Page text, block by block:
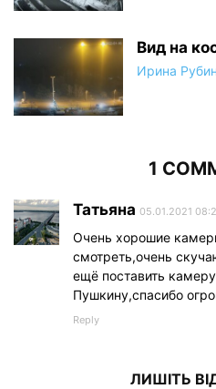
Вид на
Ирина
1
Татьяна 05.01.2021
Очень хорошие
смотреть,очень
ещё поставить
Пушкину,спасибо
Reply
ЛИШІТЬ